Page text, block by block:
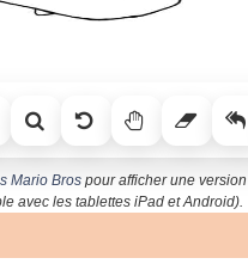
Mario Bros pour afficher une version
avec les tablettes iPad et Android).